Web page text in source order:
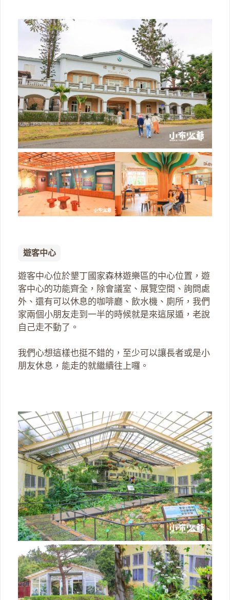
遊客中心
遊客中心位於墾丁國家森林遊樂區的中心位置，遊
客中心的功能齊全，除會議室、展覽空間、詢問處
外、還有可以休息的咖啡廳、飲水機、廁所，我們
家兩個小朋友走到一半的時候就是來這尿遁，老說
自己走不動了。
我們心想這樣也挺不錯的，至少可以讓長者或是小
朋友休息，能走的就繼續往上囉。